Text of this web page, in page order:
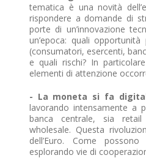
tematica è una novità
rispondere a domande di
porte di un’innovazione
un’epoca: quali
(consumatori, esercenti,
e quali rischi? In
elementi di attenzione
- La moneta si fa
lavorando intensamente a
banca centrale, sia retail
wholesale. Questa
dell’Euro. Come
esplorando vie di